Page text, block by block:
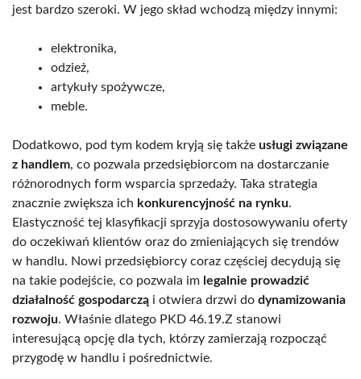
jest bardzo szeroki. W jego skład wchodzą między innymi:
elektronika,
odzież,
artykuły spożywcze,
meble.
Dodatkowo, pod tym kodem kryją się także usługi związane
z handlem, co pozwala przedsiębiorcom na dostarczanie
różnorodnych form wsparcia sprzedaży. Taka strategia
znacznie zwiększa ich konkurencyjność na rynku.
Elastyczność tej klasyfikacji sprzyja dostosowywaniu oferty
do oczekiwań klientów oraz do zmieniających się trendów
w handlu. Nowi przedsiębiorcy coraz częściej decydują się
na takie podejście, co pozwala im legalnie prowadzić
działalność gospodarczą i otwiera drzwi do dynamizowania
rozwoju. Właśnie dlatego PKD 46.19.Z stanowi
interesującą opcję dla tych, którzy zamierzają rozpocząć
przygodę w handlu i pośrednictwie.